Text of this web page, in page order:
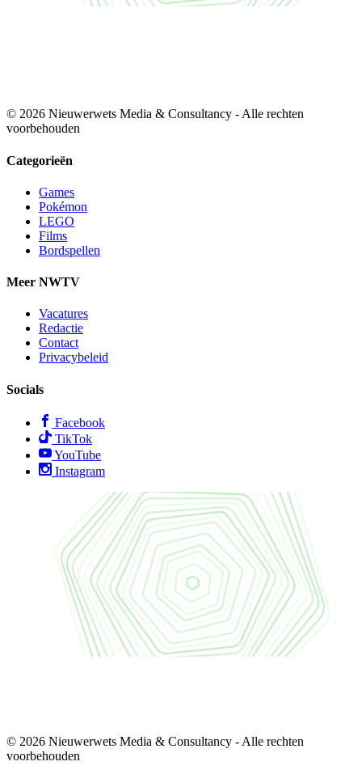
© 2026 Nieuwerwets Media & Consultancy - Alle rechten
voorbehouden
Categorieën
Games
Pokémon
LEGO
Films
Bordspellen
Meer NWTV
Vacatures
Redactie
Contact
Privacybeleid
Socials
Facebook
TikTok
YouTube
Instagram
© 2026 Nieuwerwets Media & Consultancy - Alle rechten
voorbehouden